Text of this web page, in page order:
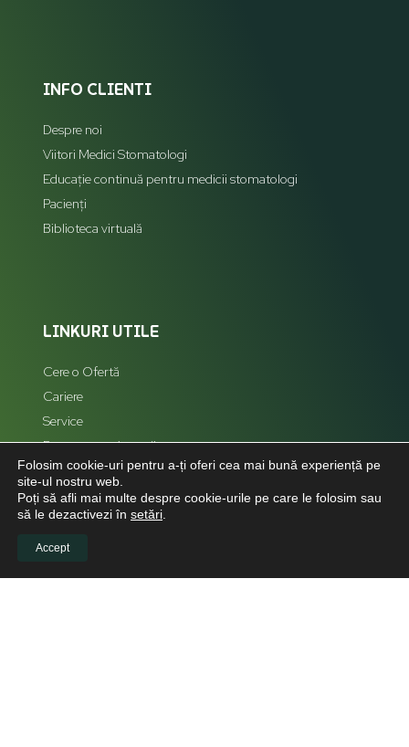
INFO CLIENTI
Despre noi
Viitori Medici Stomatologi
Educație continuă pentru medicii stomatologi
Pacienți
Biblioteca virtuală
LINKURI UTILE
Cere o Ofertă
Cariere
Service
Reprezentanți zonali
Hartă Site
LEGAL
Folosim cookie-uri pentru a-ți oferi cea mai bună experiență pe
site-ul nostru web.
Poți să afli mai multe despre cookie-urile pe care le folosim sau
să le dezactivezi în setări
Accept